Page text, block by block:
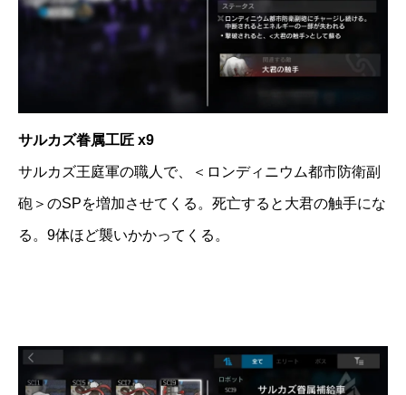
サルカズ眷属工匠 x9
サルカズ王庭軍の職人で、＜ロンディニウム都市防衛副
砲＞のSPを増加させてくる。死亡すると大君の触手にな
る。9体ほど襲いかかってくる。